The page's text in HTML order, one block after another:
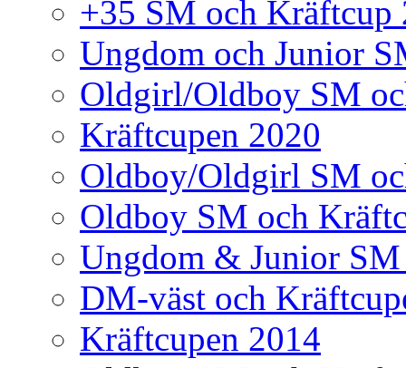
+35 SM och Kräftcup
Ungdom och Junior
Oldgirl/Oldboy SM
Kräftcupen 2020
Oldboy/Oldgirl SM
Oldboy SM och
Ungdom & Junior
DM-väst och
Kräftcupen 2014